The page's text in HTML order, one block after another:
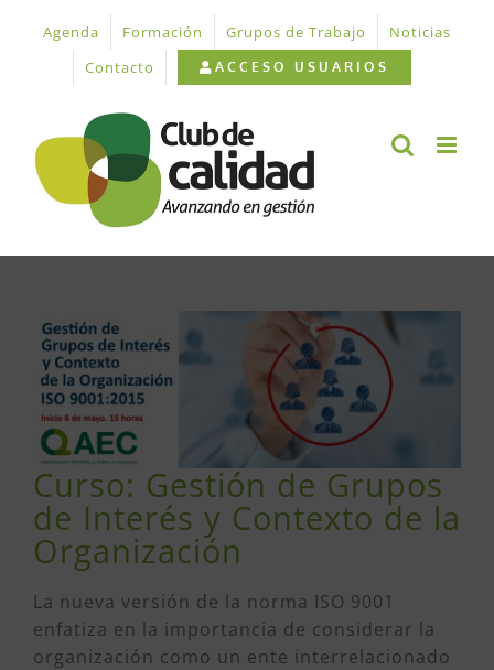
contenido
Agenda Formación Grupos de Trabajo
Noticias
Contacto
ACCESO USUARIOS
Ver
imagen
más
grande
Curso: Gestión de Grupos
de Interés y Contexto de la
Organización
La nueva versión de la norma ISO 9001
enfatiza en la importancia de considerar la
organización como un ente interrelacionado